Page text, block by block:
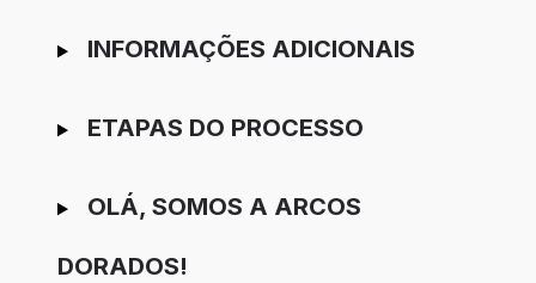
INFORMAÇÕES ADICIONAIS
ETAPAS DO PROCESSO
OLÁ, SOMOS A ARCOS
DORADOS!